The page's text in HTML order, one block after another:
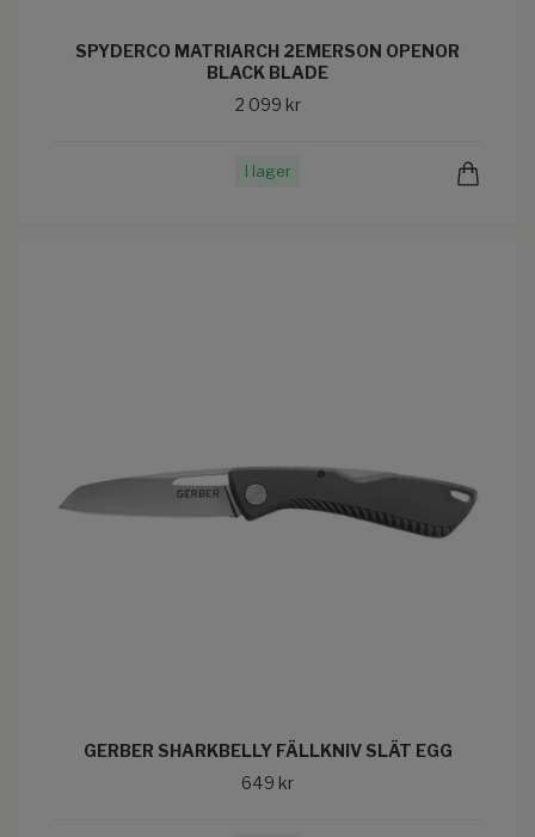
SPYDERCO MATRIARCH 2EMERSON OPENOR
BLACK BLADE
2 099 kr
I lager
GERBER SHARKBELLY FÄLLKNIV SLÄT EGG
649 kr